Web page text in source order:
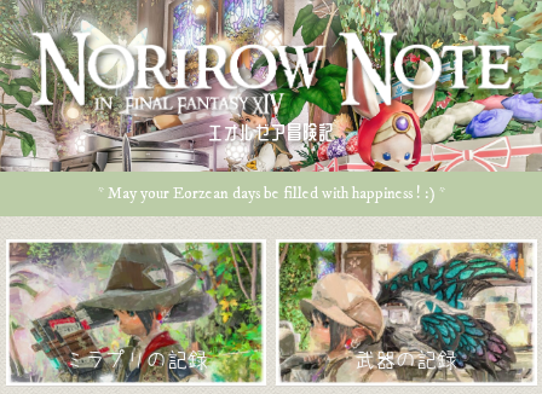
エオルゼア冒険記
* May your Eorzean days be filled with happiness ! :) *
ミラプリの記録 武器の記録